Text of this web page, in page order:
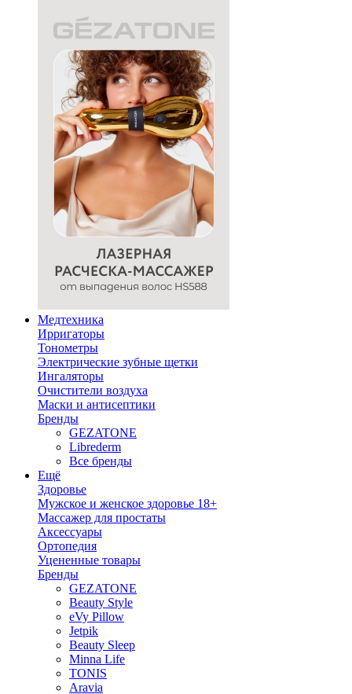
Медтехника
Ирригаторы
Тонометры
Электрические зубные щетки
Ингаляторы
Очистители воздуха
Маски и антисептики
Бренды
GEZATONE
Librederm
Все бренды
Ещё
Здоровье
Мужское и женское здоровье 18+
Массажер для простаты
Аксессуары
Ортопедия
Уцененные товары
Бренды
GEZATONE
Beauty Style
eVy Pillow
Jetpik
Beauty Sleep
Minna Life
TONIS
Aravia